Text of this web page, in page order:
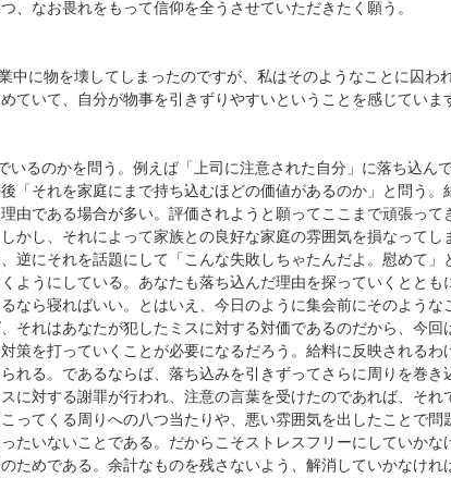
、なお畏れをもって信仰を全うさせていただきたく願う。
中に物を壊してしまったのですが、私はそのようなことに囚
ていて、自分が物事を引きずりやすいということを感じてい
いるのかを問う。例えば「上司に注意された自分」に落ち込ん
「それを家庭にまで持ち込むほどの価値があるのか」と問う
由である場合が多い。評価されようと願ってここまで頑張っ
かし、それによって家族との良好な家庭の雰囲気を損なって
逆にそれを話題にして「こんな失敗しちゃたんだよ。慰めて
ようにしている。あなたも落ち込んだ理由を探っていくとと
なら寝ればいい。とはいえ、今日のように集会前にそのよう
それはあなたが犯したミスに対する対価であるのだから、今
策を打っていくことが必要になるだろう。給料に反映される
れる。であるならば、落ち込みを引きずってさらに周りを巻
に対する謝罪が行われ、注意の言葉を受けたのであれば、そ
ってくる周りへの八つ当たりや、悪い雰囲気を出したことで
たいないことである。だからこそストレスフリーにしていか
ためである。余計なものを残さないよう、解消していかなけれ